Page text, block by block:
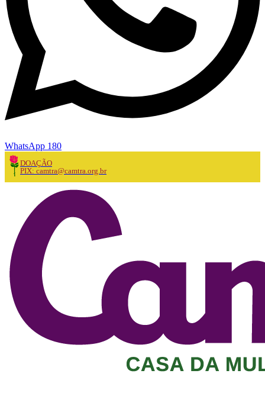
WhatsApp 180
DOAÇÃO
PIX: camtra@camtra.org.br